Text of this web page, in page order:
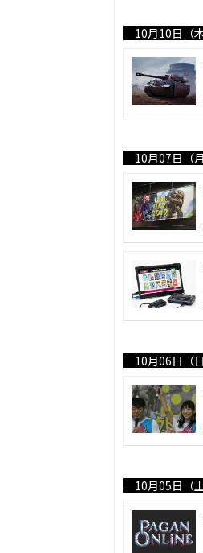
10月10日（木
10月07日（月
10月06日（日
10月05日（土